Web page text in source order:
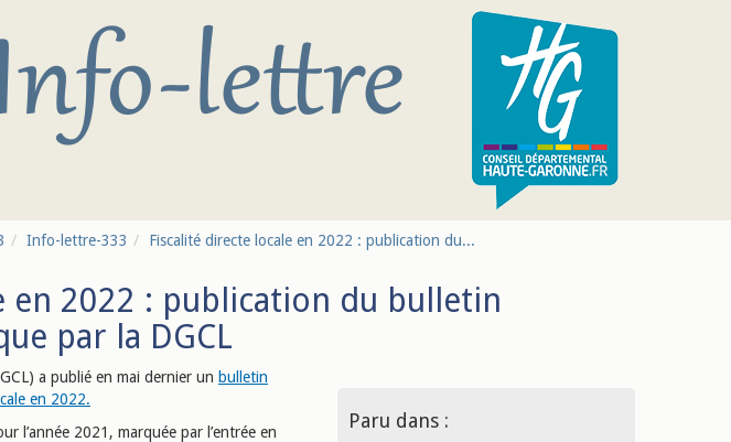
Info-lettre-333 Fiscalité directe locale en 2022 : publication du...
en 2022 : publication du bulletin
par la DGCL
a publié en mai dernier un bulletin
en 2022.
l’année 2021, marquée par l’entrée en
Paru dans :